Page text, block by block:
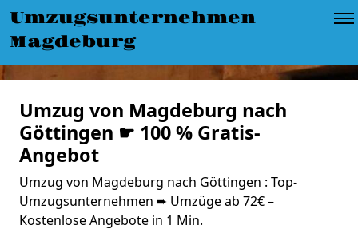
Umzugsunternehmen
Magdeburg
Umzug von Magdeburg nach
Göttingen ☛ 100 % Gratis-
Angebot
Umzug von Magdeburg nach Göttingen : Top-
Umzugsunternehmen ➨ Umzüge ab 72€ –
Kostenlose Angebote in 1 Min.